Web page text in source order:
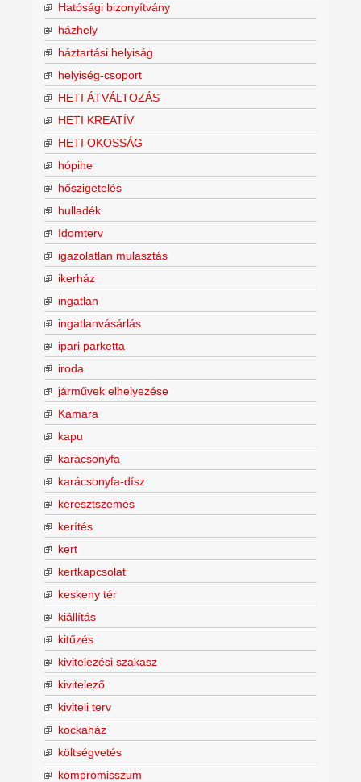
Hatósági bizonyítvány
házhely
háztartási helyiság
helyiség-csoport
HETI ÁTVÁLTOZÁS
HETI KREATÍV
HETI OKOSSÁG
hópihe
hőszigetelés
hulladék
Idomterv
igazolatlan mulasztás
ikerház
ingatlan
ingatlanvásárlás
ipari parketta
iroda
járművek elhelyezése
Kamara
kapu
karácsonyfa
karácsonyfa-dísz
keresztszemes
kerítés
kert
kertkapcsolat
keskeny tér
kiállítás
kitűzés
kivitelezési szakasz
kivitelező
kiviteli terv
kockaház
költségvetés
kompromisszum